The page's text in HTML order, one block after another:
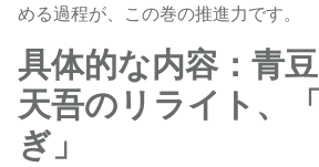
める過程が、この巻の推進力です。
具体的な内容：青豆
天吾のリライト、
ぎ」